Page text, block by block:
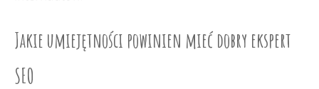
Jakie umiejętności powinien mieć dobry ekspert
SEO